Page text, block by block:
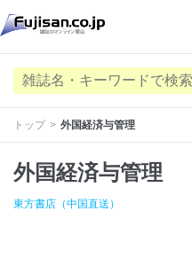
トップ 外国経済与管理
外国経済与管理
東方書店（中国直送）